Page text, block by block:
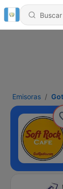
Emisoras
Rock Cafe